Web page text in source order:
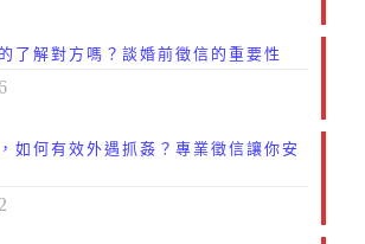
了解對方嗎？談婚前徵信的重要性
如何有效外遇抓姦？專業徵信讓你安